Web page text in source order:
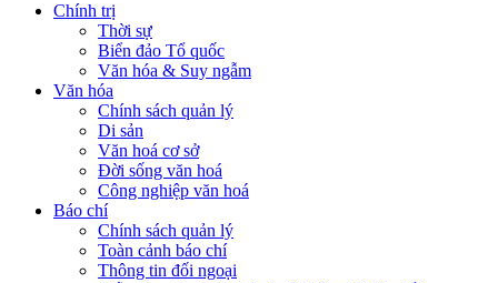
Chính trị
Thời sự
Biển đảo Tổ quốc
Văn hóa & Suy ngẫm
Văn hóa
Chính sách quản lý
Di sản
Văn hoá cơ sở
Đời sống văn hoá
Công nghiệp văn hoá
Báo chí
Chính sách quản lý
Toàn cảnh báo chí
Thông tin đối ngoại